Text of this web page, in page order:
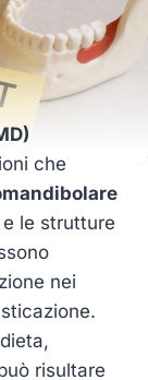
che
le strutture
nei
risultare